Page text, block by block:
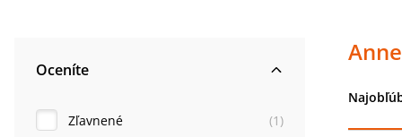
Oceníte
Zľavnené (1 )